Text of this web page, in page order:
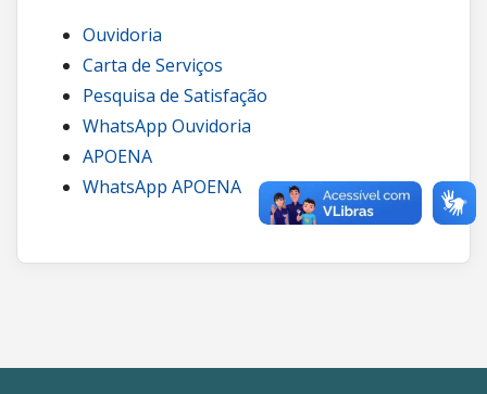
Ouvidoria
Carta de Serviços
Pesquisa de Satisfação
WhatsApp Ouvidoria
APOENA
WhatsApp APOENA